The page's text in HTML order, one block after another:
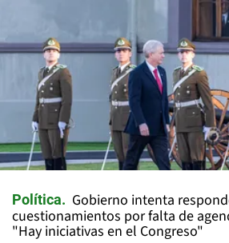
Política
Gobierno intenta
cuestionamientos por falta de
"Hay iniciativas en el Congreso"